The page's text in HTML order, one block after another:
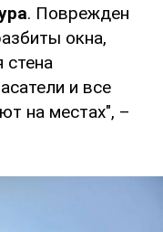
. Поврежден
окна,
стена
и все
на местах", –